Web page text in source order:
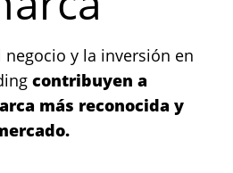
y la inversión en
contribuyen a
más reconocida y